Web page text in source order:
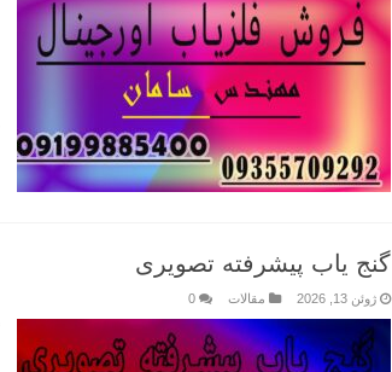
گنج یاب پیشرفته تصویری
ژوئن 13, 2026 مقالات 0